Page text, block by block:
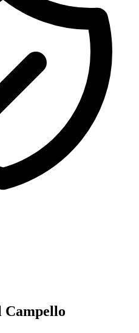
Campello